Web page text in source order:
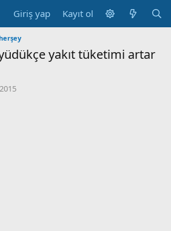
Giriş yap Kayıt ol
yakıt tüketimi artar